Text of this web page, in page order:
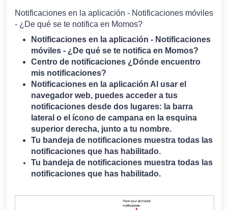
Notificaciones en la aplicación - Notificaciones móviles
- ¿De qué se te notifica en Momos?
Notificaciones en la aplicación - Notificaciones
móviles - ¿De qué se te notifica en Momos?
Centro de notificaciones ¿Dónde encuentro
mis notificaciones?
Notificaciones en la aplicación Al usar el
navegador web, puedes acceder a tus
notificaciones desde dos lugares: la barra
lateral o el ícono de campana en la esquina
superior derecha, junto a tu nombre.
Tu bandeja de notificaciones muestra todas las
notificaciones que has habilitado.
Tu bandeja de notificaciones muestra todas las
notificaciones que has habilitado.